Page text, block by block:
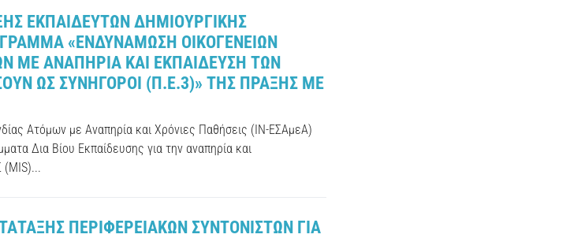
ΕΚΠΑΙΔΕΥΤΩΝ ΔΗΜΙΟΥΡΓΙΚΗΣ
«ΕΝΔΥΝΑΜΩΣΗ ΟΙΚΟΓΕΝΕΙΩΝ
ΜΕ ΑΝΑΠΗΡΙΑ ΚΑΙ ΕΚΠΑΙΔΕΥΣΗ ΤΩΝ
ΩΣ ΣΥΝΗΓΟΡΟΙ (Π.E.3)» ΤΗΣ ΠΡΑΞΗΣ ΜΕ
Ατόμων με Αναπηρία και Χρόνιες Παθήσεις (ΙΝ-ΕΣΑμεΑ)
Δια Βίου Εκπαίδευσης για την αναπηρία και
(MIS)...
ΠΕΡΙΦΕΡΕΙΑΚΩΝ ΣΥΝΤΟΝΙΣΤΩΝ ΓΙΑ